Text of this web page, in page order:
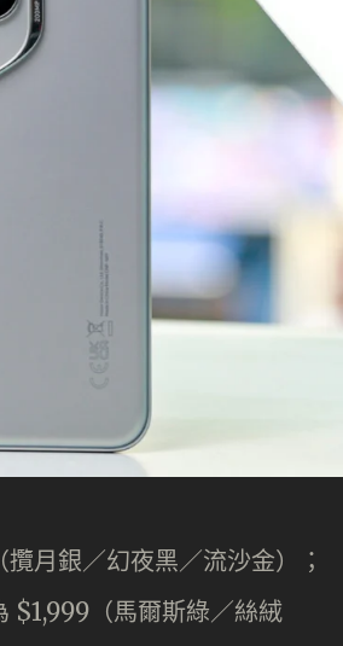
月銀／幻夜黑／流沙金）；
$1,999（馬爾斯綠／絲絨